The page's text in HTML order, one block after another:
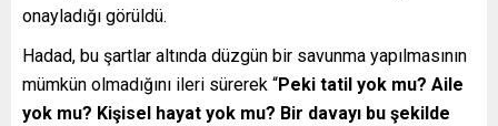
onayladığı görüldü.
Hadad, bu şartlar altında düzgün bir savunma yapılmasının
mümkün olmadığını ileri sürerek “Peki tatil yok mu? Aile
yok mu? Kişisel hayat yok mu? Bir davayı bu şekilde